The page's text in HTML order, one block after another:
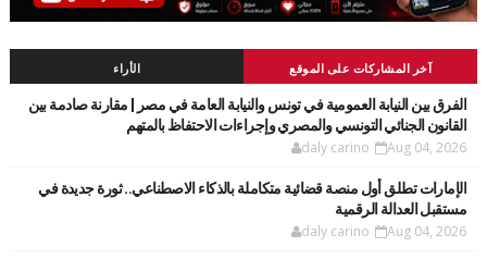
آخر المشاركات على الموقع الأراء
الفرق بين النيابة العمومية في تونس والنيابة العامة في مصر | مقارنة صادمة بين
القانون الجنائي التونسي والمصري وإجراءات الاحتفاظ بالمتهم
daly carino Aug 04, 2026
الإمارات تطلق أول منصة قضائية متكاملة بالذكاء الاصطناعي.. ثورة جديدة في
مستقبل العدالة الرقمية
daly carino Aug 04, 2026